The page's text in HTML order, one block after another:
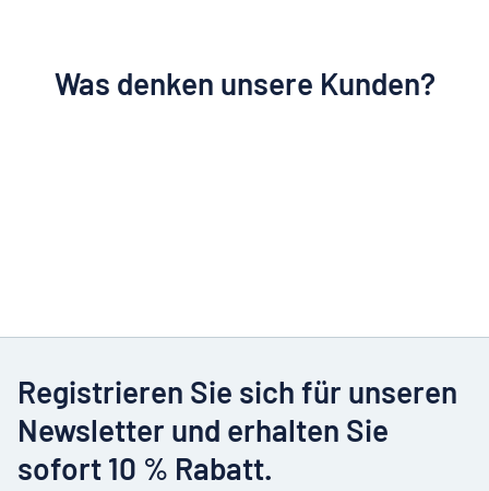
Was denken unsere Kunden?
Registrieren Sie sich für unseren
Newsletter und erhalten Sie
sofort 10 % Rabatt.